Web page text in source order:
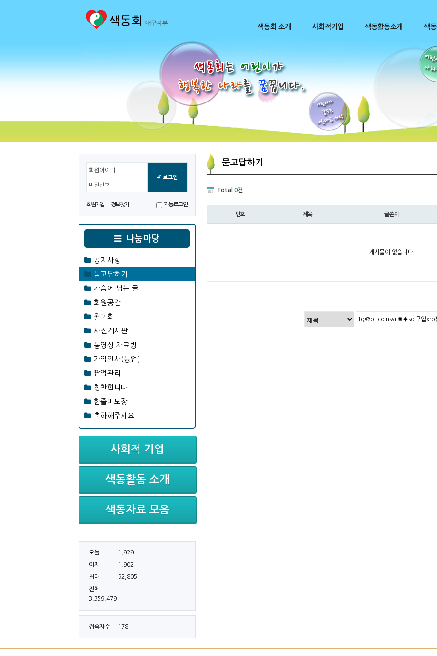
색동회 소개 사회적기업 색동활동소개 색
회원아이디
비밀번호
로그인
회원가입 정보찾기 자동로그인
나눔마당
공지사항
묻고답하기
가슴에 남는 글
회원공간
월례회
사진게시판
동영상 자료방
가입인사(등업)
팝업관리
칭찬합니다.
한줄메모장
축하해주세요
사회적 기업
색동활동 소개
색동자료 모음
오늘 1,929
어제 1,902
최대 92,805
전체
3,359,479
접속자수 178
묻고답하기
Total 0건
번호 제목 글쓴이
게시물이 없습니다.